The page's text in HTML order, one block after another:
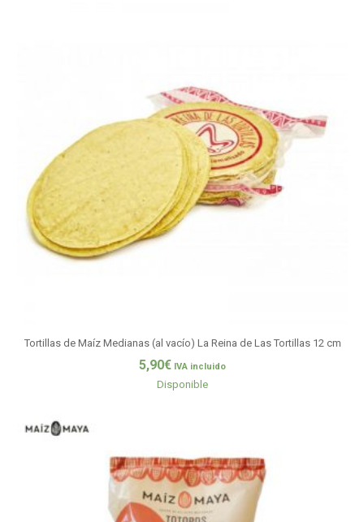
Tortillas de Maíz Medianas (al vacío) La Reina de Las Tortillas 12 cm
5,90€ IVA incluido
Disponible